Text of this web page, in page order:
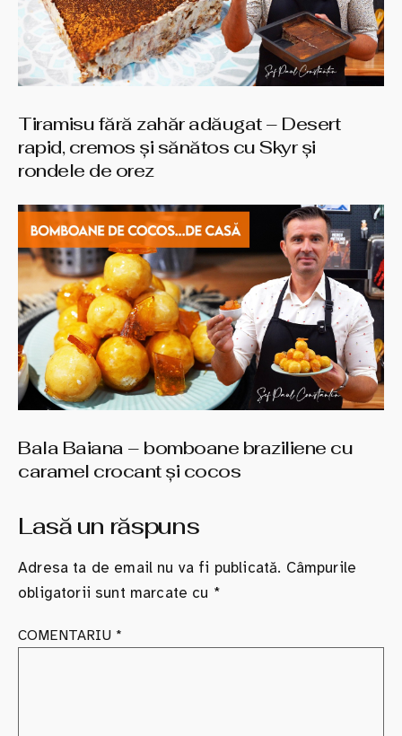
Tiramisu fără zahăr adăugat – Desert
rapid, cremos și sănătos cu Skyr și
rondele de orez
Bala Baiana – bomboane braziliene cu
caramel crocant şi cocos
Lasă un răspuns
Adresa ta de email nu va fi publicată. Câmpurile
obligatorii sunt marcate cu *
COMENTARIU *